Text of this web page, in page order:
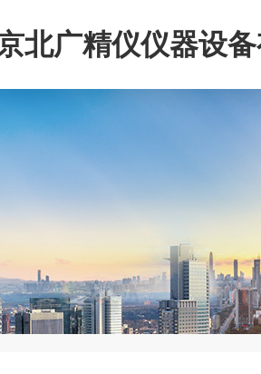
北广精仪仪器设